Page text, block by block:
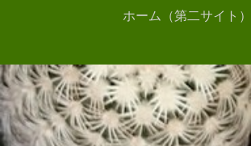
ホーム（第二サイト）